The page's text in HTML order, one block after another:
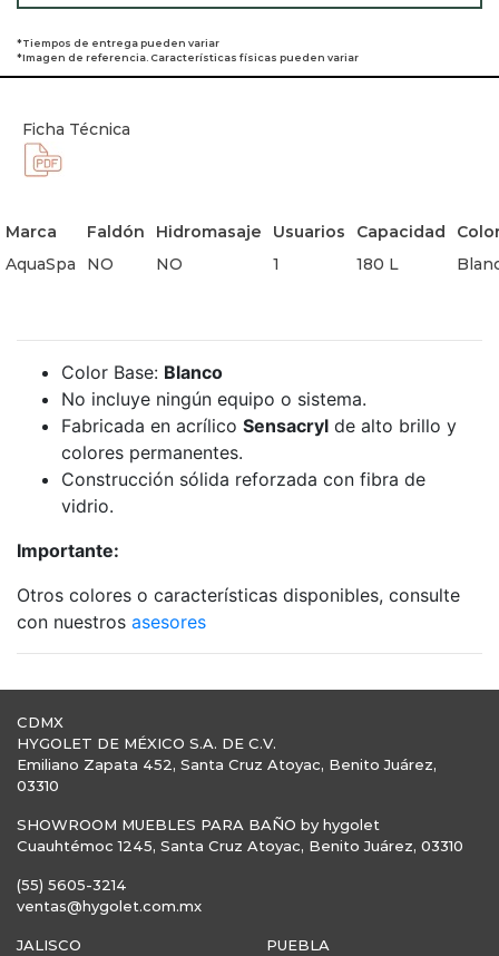
*Tiempos de entrega pueden variar
*Imagen de referencia. Características físicas pueden variar
Ficha Técnica
Marca Faldón Hidromasaje Usuarios Capacidad
AquaSpa
NO NO 1 180 L
Color Base: Blanco
No incluye ningún equipo o sistema.
Fabricada en acrílico Sensacryl de alto brillo y
colores permanentes.
Construcción sólida reforzada con fibra de
vidrio.
Importante:
Otros colores o características disponibles, consulte
con nuestros asesores
CDMX
HYGOLET DE MÉXICO S.A. DE C.V.
Emiliano Zapata 452, Santa Cruz Atoyac, Benito Juárez,
03310
SHOWROOM MUEBLES PARA BAÑO by hygolet
Cuauhtémoc 1245, Santa Cruz Atoyac, Benito Juárez, 03310
(55) 5605-3214
ventas@hygolet.com.mx
JALISCO
PUEBLA